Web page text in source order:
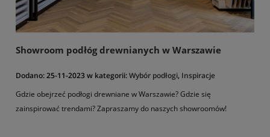
Showroom podłóg drewnianych w Warszawie
Dodano:25-11-2023w kategorii:Wybór podłogi, Inspiracje
Gdzie obejrzeć podłogi drewniane w Warszawie? Gdzie się
zainspirować trendami? Zapraszamy do naszych showroomów!